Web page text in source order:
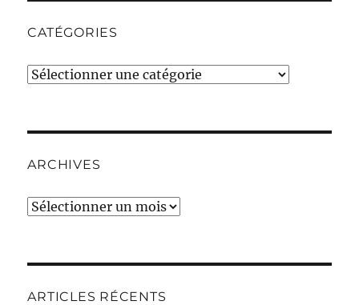
CATÉGORIES
Catégories
ARCHIVES
Archives
ARTICLES RÉCENTS